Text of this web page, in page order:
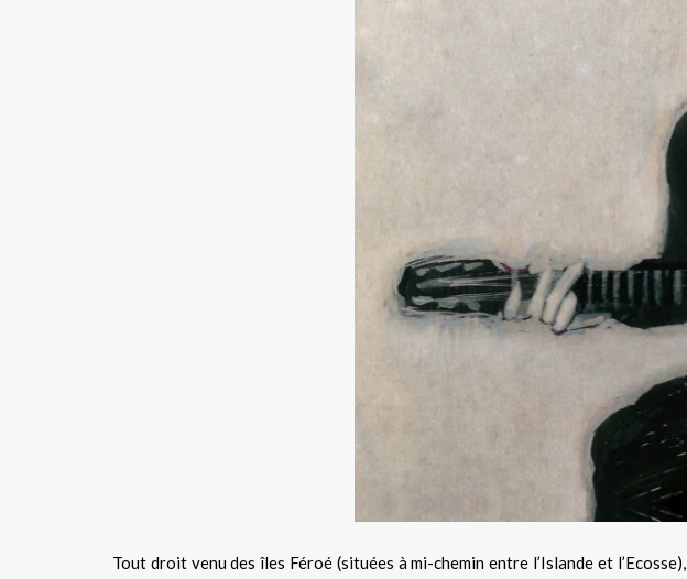
Tout droit venu des îles Féroé (situées à mi-chemin entre l’Islande et l’Ecosse),